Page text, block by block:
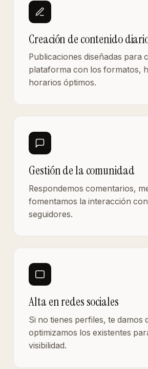
Creación de contenido
Publicaciones diseñadas para
plataforma con los formatos,
horarios óptimos.
Gestión de la comunidad
Respondemos comentarios,
fomentamos la interacción
seguidores.
Alta en redes sociales
Si no tienes perfiles, te damos
optimizamos los existentes
visibilidad.